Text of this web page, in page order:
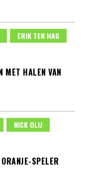
ERIK TEN HAG
MET HALEN VAN
NICK OLIJ
SPELER